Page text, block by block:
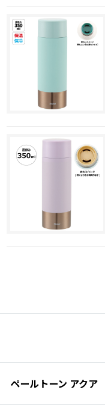
ペールトーン アクア